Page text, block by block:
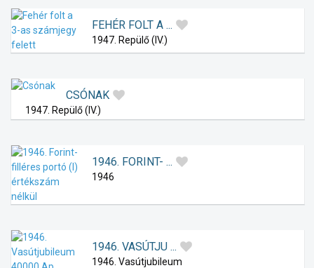
FEHÉR FOLT A ...
1947. Repülő (IV.)
CSÓNAK
1947. Repülő (IV.)
1946. FORINT- ...
1946
1946. VASÚTJU ...
1946. Vasútjubileum